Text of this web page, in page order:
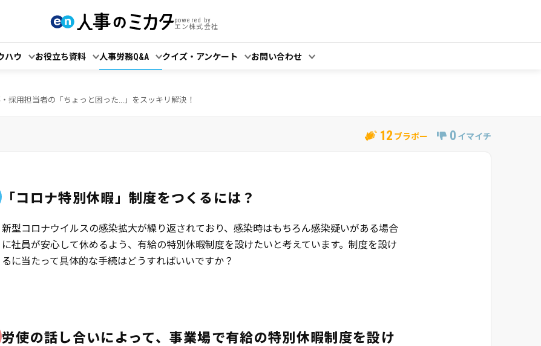
powered by
エン株式会社
ハウ お役立ち資料 人事労務Q&A クイズ・アンケート お問い合わせ
採用担当者の「ちょっと困った...」をスッキリ解決！
12 ブラボー 0 イマイチ
「コロナ特別休暇」制度をつくるには？
新型コロナウイルスの感染拡大が繰り返されており、感染時はもちろん感染疑いがある場合
に社員が安心して休めるよう、有給の特別休暇制度を設けたいと考えています。制度を設け
るに当たって具体的な手続はどうすればいいですか？
労使の話し合いによって、事業場で有給の特別休暇制度を設け